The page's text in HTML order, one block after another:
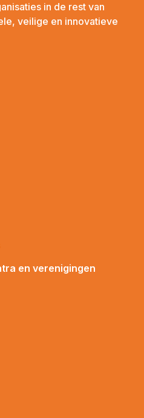
in de rest van
veilige en innovatieve
en verenigingen